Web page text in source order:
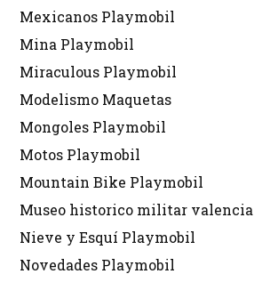
Mexicanos Playmobil
Mina Playmobil
Miraculous Playmobil
Modelismo Maquetas
Mongoles Playmobil
Motos Playmobil
Mountain Bike Playmobil
Museo historico militar valencia
Nieve y Esquí Playmobil
Novedades Playmobil